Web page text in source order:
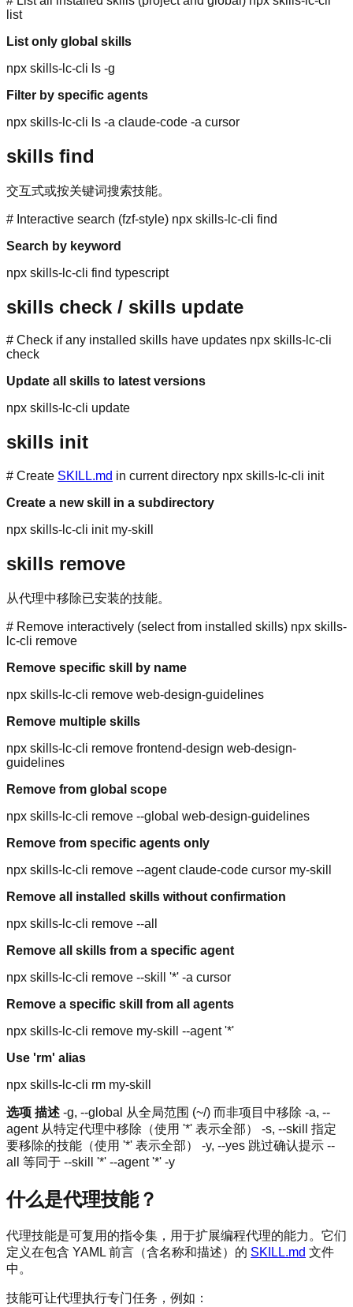
list
List only global skills
npx skills-lc-cli ls -g
Filter by specific agents
npx skills-lc-cli ls -a claude-code -a cursor
skills find
交互式或按关键词搜索技能。
# Interactive search (fzf-style) npx skills-lc-cli find
Search by keyword
npx skills-lc-cli find typescript
skills check / skills update
# Check if any installed skills have updates npx skills-lc-cli
check
Update all skills to latest versions
npx skills-lc-cli update
skills init
# Create SKILL.md in current directory npx skills-lc-cli init
Create a new skill in a subdirectory
npx skills-lc-cli init my-skill
skills remove
从代理中移除已安装的技能。
# Remove interactively (select from installed skills) npx skills-
lc-cli remove
Remove specific skill by name
npx skills-lc-cli remove web-design-guidelines
Remove multiple skills
npx skills-lc-cli remove frontend-design web-design-
guidelines
Remove from global scope
npx skills-lc-cli remove --global web-design-guidelines
Remove from specific agents only
npx skills-lc-cli remove --agent claude-code cursor my-skill
Remove all installed skills without confirmation
npx skills-lc-cli remove --all
Remove all skills from a specific agent
npx skills-lc-cli remove --skill '*' -a cursor
Remove a specific skill from all agents
npx skills-lc-cli remove my-skill --agent '*'
Use 'rm' alias
npx skills-lc-cli rm my-skill
选项 描述 -g, --global 从全局范围 (~/) 而非项目中移除 -a, --
agent 从特定代理中移除（使用 '*' 表示全部） -s, --skill 指定
要移除的技能（使用 '*' 表示全部） -y, --yes 跳过确认提示 --
all 等同于 --skill '*' --agent '*' -y
什么是代理技能？
代理技能是可复用的指令集，用于扩展编程代理的能力。它们
定义在包含 YAML 前言（含名称和描述）的 SKILL.md 文件
中。
技能可让代理执行专门任务，例如：